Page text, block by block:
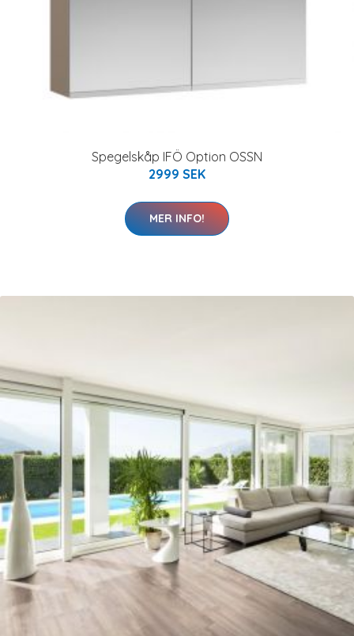
Spegelskåp IFÖ Option OSSN
2999 SEK
MER INFO!